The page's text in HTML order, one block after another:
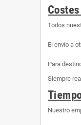
Todos
El envío a
Para
Siempre
Nuestro